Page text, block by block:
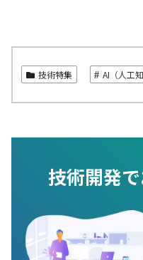
技術特集 AI（人工知
技術開発